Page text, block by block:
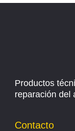
Productos
reparación del
Contacto